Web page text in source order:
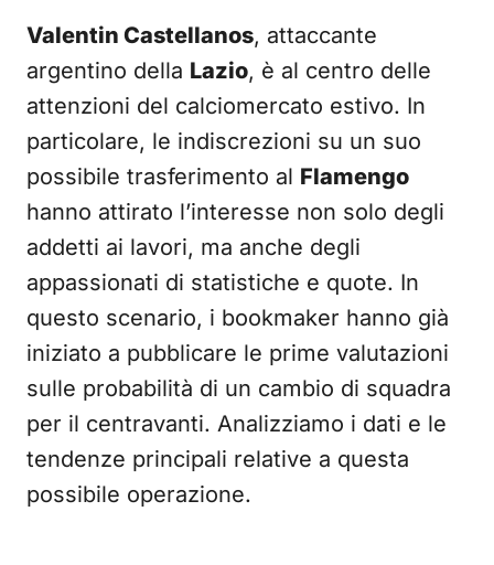
Valentin Castellanos, attaccante
argentino della Lazio, è al centro delle
attenzioni del calciomercato estivo. In
particolare, le indiscrezioni su un suo
possibile trasferimento al Flamengo
hanno attirato l’interesse non solo degli
addetti ai lavori, ma anche degli
appassionati di statistiche e quote. In
questo scenario, i bookmaker hanno già
iniziato a pubblicare le prime valutazioni
sulle probabilità di un cambio di squadra
per il centravanti. Analizziamo i dati e le
tendenze principali relative a questa
possibile operazione.